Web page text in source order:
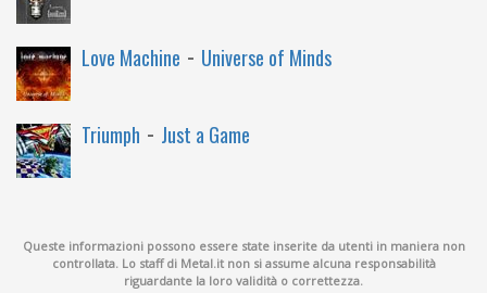
Love Machine - Universe of Minds
Triumph - Just a Game
Queste informazioni possono essere state inserite da utenti in maniera non
controllata. Lo staff di Metal.it non si assume alcuna responsabilità
riguardante la loro validità o correttezza.